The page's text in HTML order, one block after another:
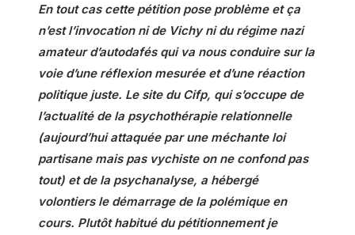
En tout cas cette pétition pose problème et ça
n’est l’invocation ni de Vichy ni du régime nazi
amateur d’autodafés qui va nous conduire sur la
voie d’une réflexion mesurée et d’une réaction
politique juste. Le site du Cifp, qui s’occupe de
l’actualité de la psychothérapie relationnelle
(aujourd’hui attaquée par une méchante loi
partisane mais pas vychiste on ne confond pas
tout) et de la psychanalyse, a hébergé
volontiers le démarrage de la polémique en
cours. Plutôt habitué du pétitionnement je